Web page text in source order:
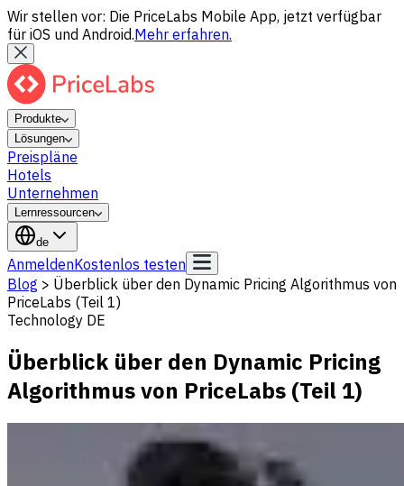
Wir stellen vor: Die PriceLabs Mobile App, jetzt verfügbar
für iOS und Android.Mehr erfahren.
Produkte
Lösungen
Preispläne
Hotels
Unternehmen
Lernressourcen
de
AnmeldenKostenlos testen
Blog > Überblick über den Dynamic Pricing Algorithmus von
PriceLabs (Teil 1)
Technology DE
Überblick über den Dynamic Pricing
Algorithmus von PriceLabs (Teil 1)